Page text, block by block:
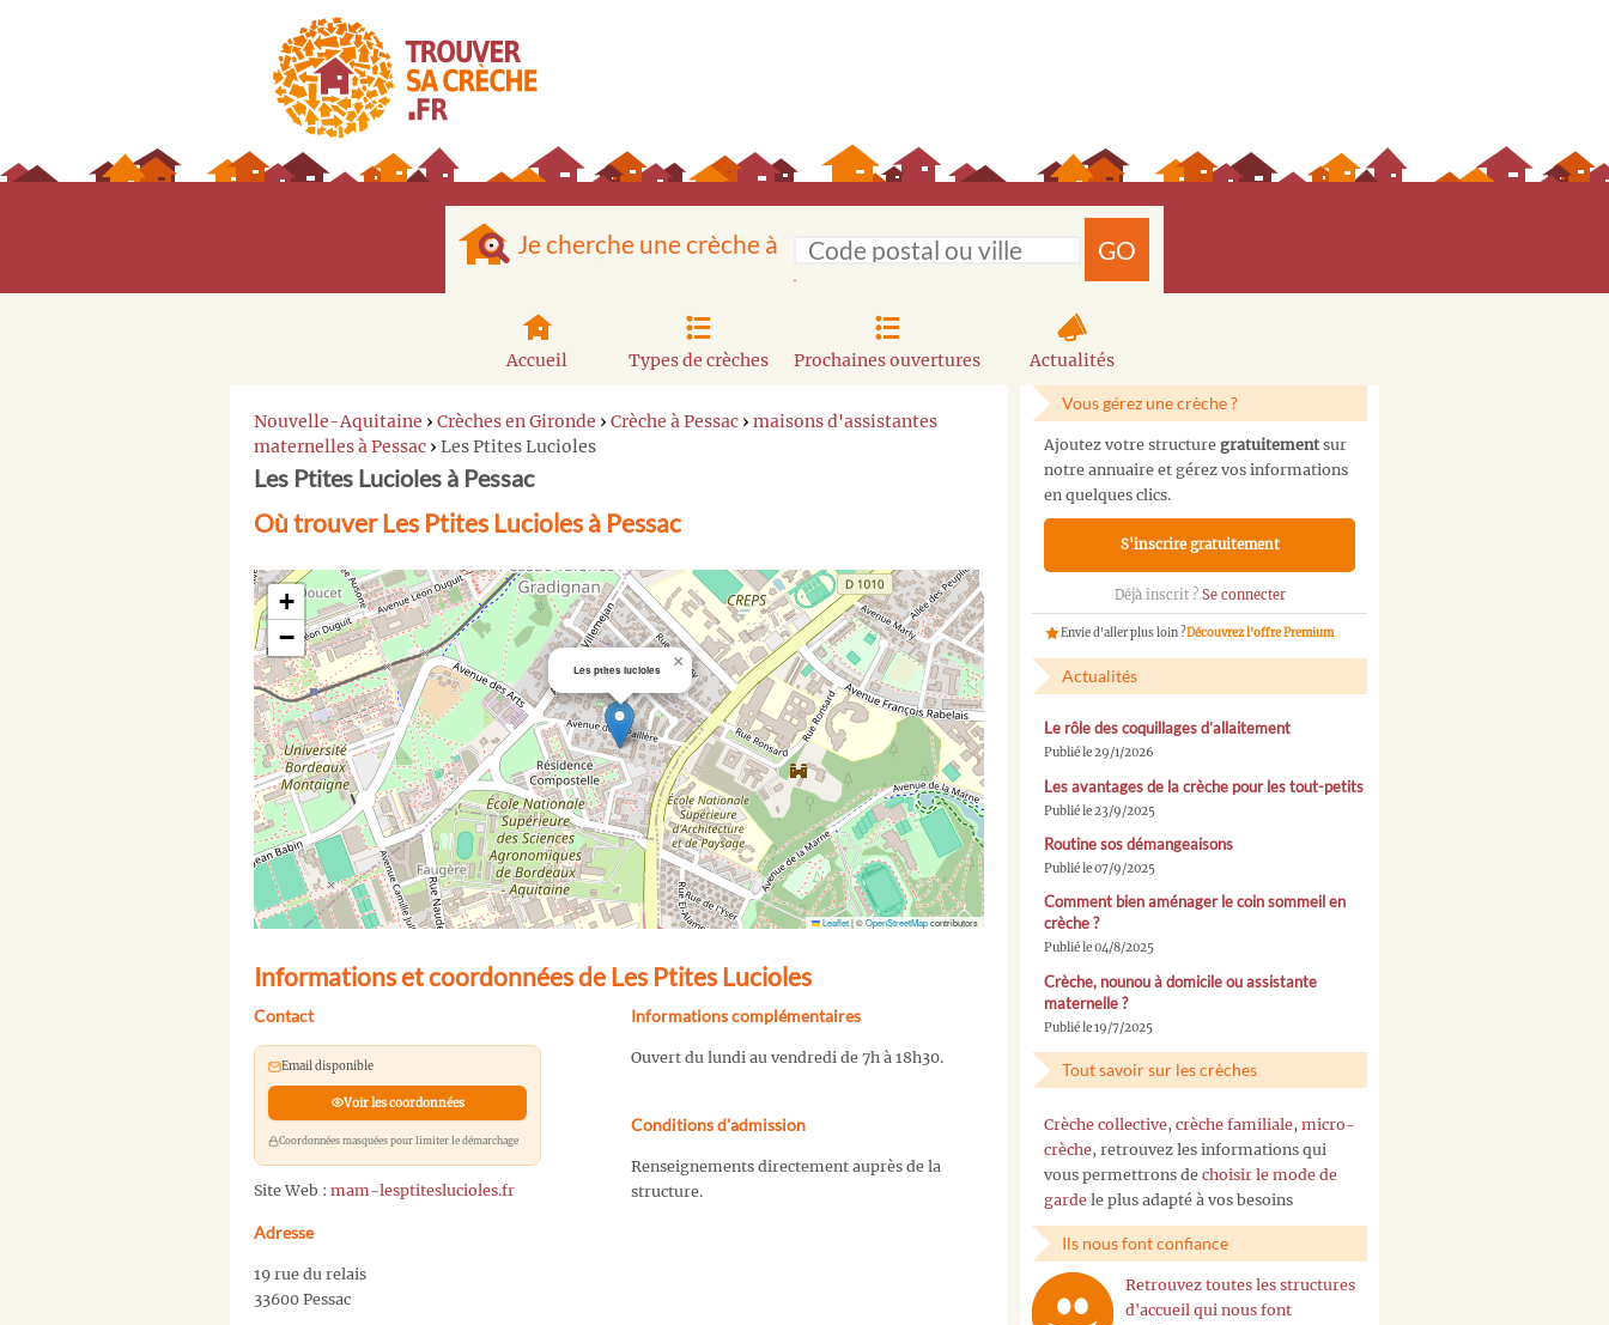
Je cherche une crèche à GO
Accueil Types de crèches Prochaines ouvertures Actualités
Nouvelle-Aquitaine › Crèches en Gironde › Crèche à Pessac › maisons d'assistantes
maternelles à Pessac › Les Ptites Lucioles
Les Ptites Lucioles à Pessac
Où trouver Les Ptites Lucioles à Pessac
Les ptites lucioles ×
+
−
Leaflet|©OpenStreetMapcontributors
Informations et coordonnées de Les Ptites Lucioles
Contact
Email disponible
Voir les coordonnées
Coordonnées masquées pour limiter le démarchage
Site Web : mam-lesptiteslucioles.fr
Adresse
19 rue du relais
33600 Pessac
Informations complémentaires
Ouvert du lundi au vendredi de 7h à 18h30.
Conditions d'admission
Renseignements directement auprès de la
structure.
Vous gérez une crèche ?
Ajoutez votre structure gratuitementsur
notre annuaire et gérez vos informations
en quelques clics.
S'inscrire gratuitement
Déjà inscrit ? Se connecter
Envie d'aller plus loin ?Découvrez l'offre Premium
Actualités
Le rôle des coquillages d’allaitement
Publié le 29/1/2026
Les avantages de la crèche pour les tout-petits
Publié le 23/9/2025
Routine sos démangeaisons
Publié le 07/9/2025
Comment bien aménager le coin sommeil en
crèche ?
Publié le 04/8/2025
Crèche, nounou à domicile ou assistante
maternelle ?
Publié le 19/7/2025
Tout savoir sur les crèches
Crèche collective, crèche familiale, micro-
crèche, retrouvez les informations qui
vous permettrons de choisir le mode de
garde le plus adapté à vos besoins
Ils nous font confiance
Retrouvez toutes les structures
d'accueil qui nous font